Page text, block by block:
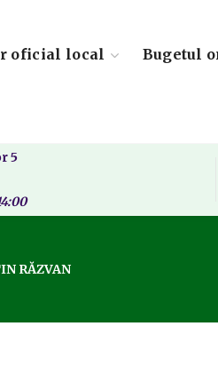
oficial local Bugetul
5
RĂZVAN